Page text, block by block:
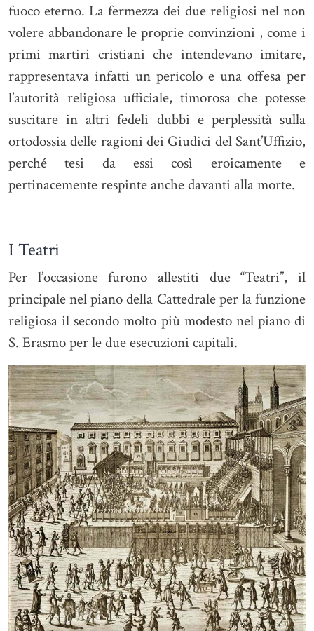
fuoco eterno. La fermezza dei due religiosi nel non
volere abbandonare le proprie convinzioni , come i
primi martiri cristiani che intendevano imitare,
rappresentava infatti un pericolo e una offesa per
l’autorità religiosa ufficiale, timorosa che potesse
suscitare in altri fedeli dubbi e perplessità sulla
ortodossia delle ragioni dei Giudici del Sant’Uffizio,
perché tesi da essi così eroicamente e
pertinacemente respinte anche davanti alla morte.
I Teatri
Per l’occasione furono allestiti due “Teatri”, il
principale nel piano della Cattedrale per la funzione
religiosa il secondo molto più modesto nel piano di
S. Erasmo per le due esecuzioni capitali.